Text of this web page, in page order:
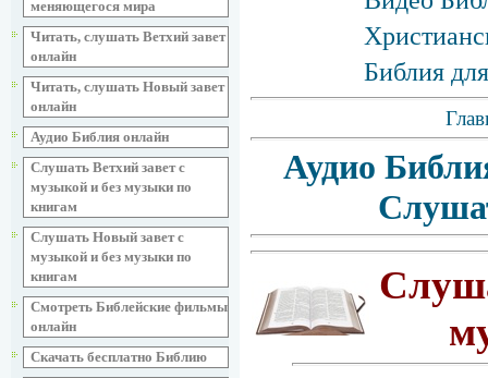
меняющегося мира
Читать, слушать Ветхий завет
онлайн
Читать, слушать Новый завет
онлайн
Аудио Библия онлайн
Слушать Ветхий завет с
музыкой и без музыки по
книгам
Слушать Новый завет с
музыкой и без музыки по
книгам
Смотреть Библейские фильмы
онлайн
Скачать бесплатно Библию
Библия
Аудио